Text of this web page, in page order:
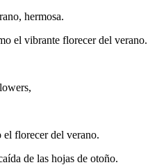
hermosa.
el vibrante florecer del verano.
el florecer del verano.
de las hojas de otoño.